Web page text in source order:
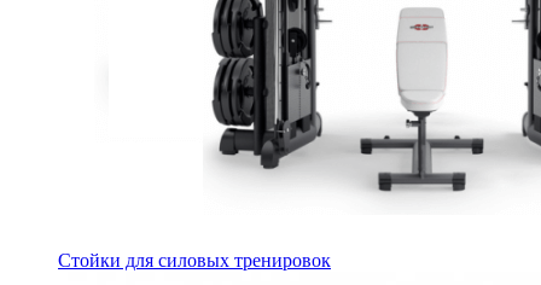
Стойки для силовых тренировок